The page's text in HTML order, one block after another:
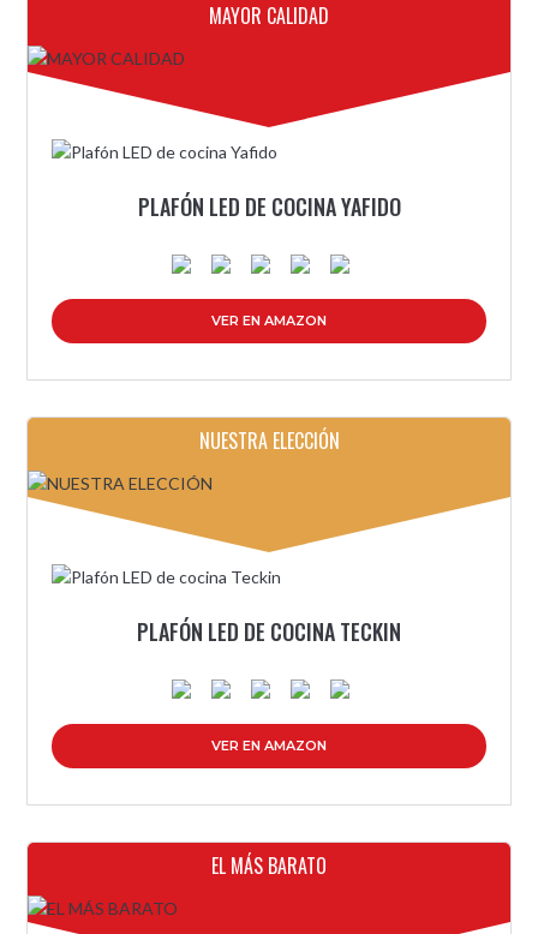
MAYOR CALIDAD
PLAFÓN LED DE COCINA YAFIDO
VER EN AMAZON
NUESTRA ELECCIÓN
PLAFÓN LED DE COCINA TECKIN
VER EN AMAZON
EL MÁS BARATO